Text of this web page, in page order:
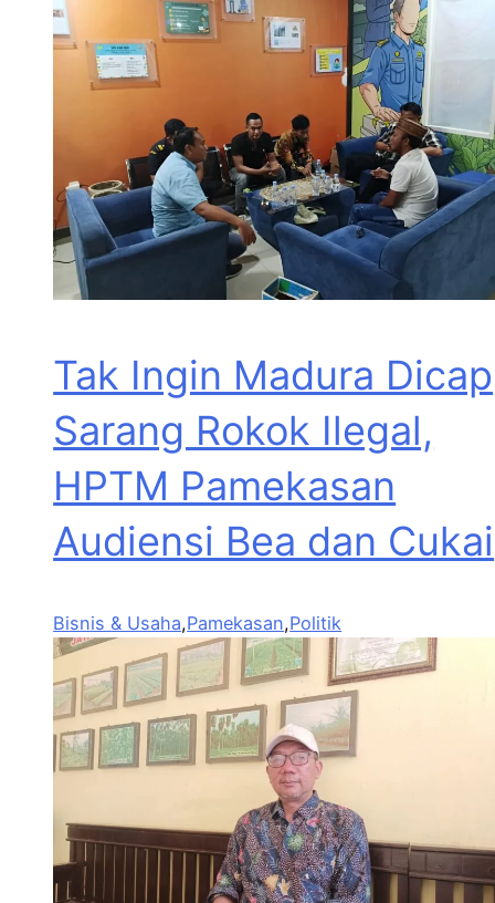
Tak Ingin Madura Dicap
Sarang Rokok Ilegal,
HPTM Pamekasan
Audiensi Bea dan Cukai
Bisnis & Usaha,Pamekasan,Politik